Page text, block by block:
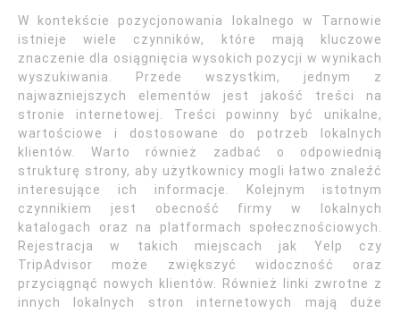
W kontekście pozycjonowania lokalnego w Tarnowie
istnieje wiele czynników, które mają kluczowe
znaczenie dla osiągnięcia wysokich pozycji w wynikach
wyszukiwania. Przede wszystkim, jednym z
najważniejszych elementów jest jakość treści na
stronie internetowej. Treści powinny być unikalne,
wartościowe i dostosowane do potrzeb lokalnych
klientów. Warto również zadbać o odpowiednią
strukturę strony, aby użytkownicy mogli łatwo znaleźć
interesujące ich informacje. Kolejnym istotnym
czynnikiem jest obecność firmy w lokalnych
katalogach oraz na platformach społecznościowych.
Rejestracja w takich miejscach jak Yelp czy
TripAdvisor może zwiększyć widoczność oraz
przyciągnąć nowych klientów. Również linki zwrotne z
innych lokalnych stron internetowych mają duże